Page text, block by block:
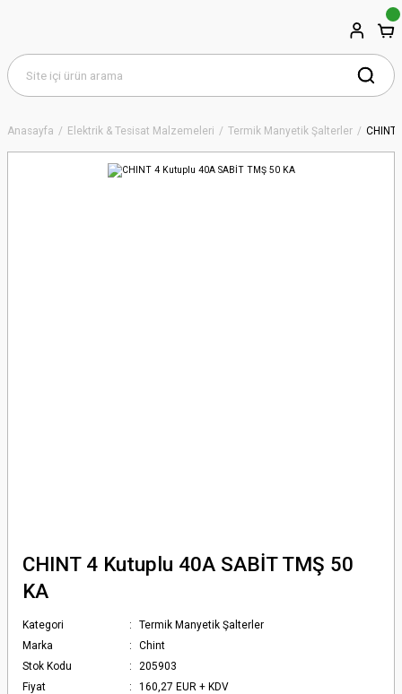
Anasayfa Elektrik & Tesisat Malzemeleri Termik Manyetik Şalterler CHINT
CHINT 4 Kutuplu 40A SABİT TMŞ 50
KA
Kategori
Termik Manyetik Şalterler
Marka
Chint
Stok Kodu
205903
Fiyat
160,27 EUR + KDV